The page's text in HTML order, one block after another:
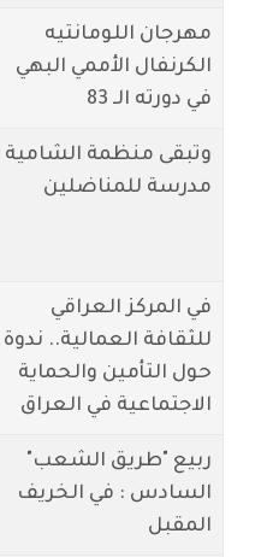
مهرجان اللومانتيه
الكرنفال الأممي البهي
في دورته الـ 83
وتبقى منظمة الشامية
مدرسة للمناضلين
في المركز العراقي
للثقافة العمالية.. ندوة
حول التأمين والحماية
الاجتماعية في العراق
ربيع "طريق الشعب"
السادس : في الخريف
المقبل